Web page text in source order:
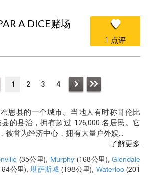
A DICE赌场
1 点评
1 2 3 4
恩县的一个城市。当地人有时称哥伦比
县的县治，拥有超过 126,000 名居民。它
被誉为经济中心，拥有大量户外娱...
了解更多
(35公里), Murphy(168公里),Glendale
公里),堪萨斯城 (198公里), Waterloo(201